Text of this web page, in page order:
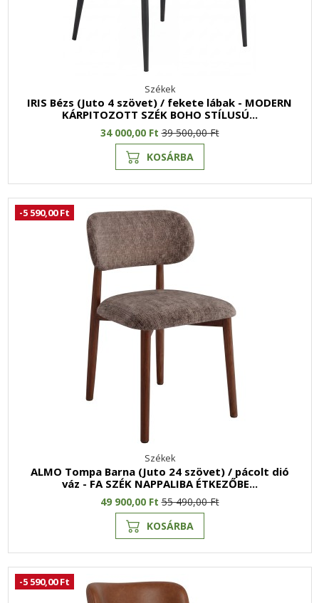
Székek
IRIS Bézs (Juto 4 szövet) / fekete lábak - MODERN
KÁRPITOZOTT SZÉK BOHO STÍLUSÚ...
34 000,00 Ft39 500,00 Ft
KOSÁRBA
-5 590,00 Ft
Székek
ALMO Tompa Barna (Juto 24 szövet) / pácolt dió
váz - FA SZÉK NAPPALIBA ÉTKEZŐBE...
49 900,00 Ft55 490,00 Ft
KOSÁRBA
-5 590,00 Ft